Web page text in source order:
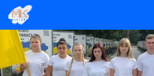
Skip to content